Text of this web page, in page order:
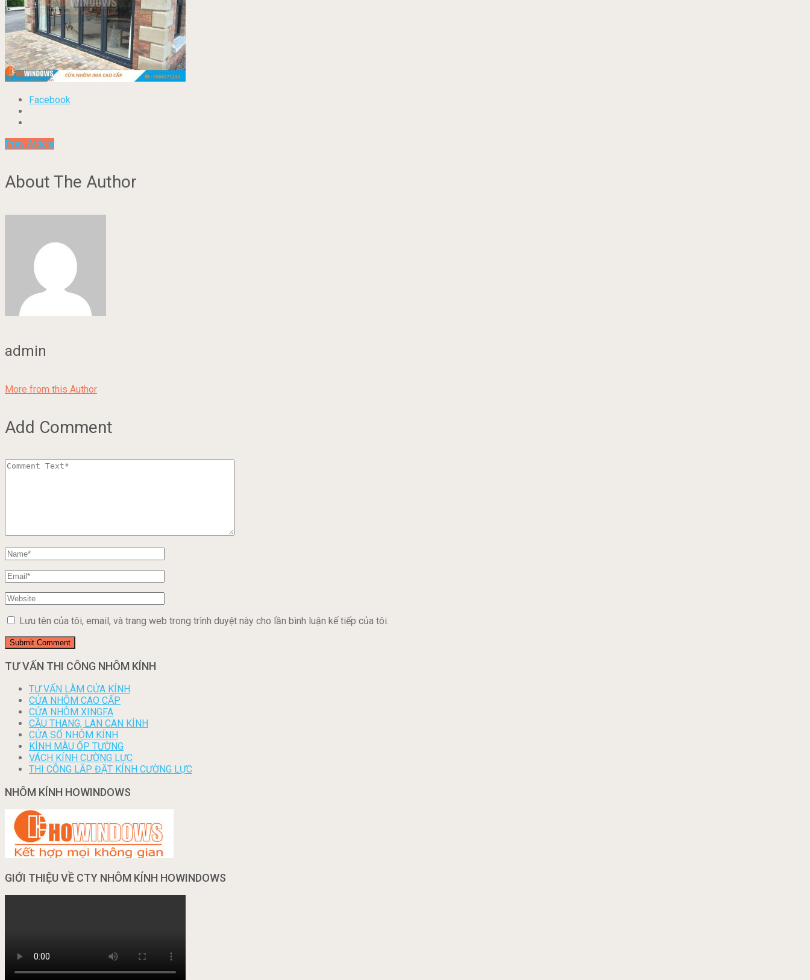
Facebook
Prev Article
About The Author
admin
More from this Author
Add Comment
Lưu tên của tôi, email, và trang web trong trình duyệt này cho lần bình luận kế tiếp của tôi.
TƯ VẤN THI CÔNG NHÔM KÍNH
TƯ VẤN LÀM CỬA KÍNH
CỬA NHÔM CAO CẤP
CỬA NHÔM XINGFA
CẦU THANG, LAN CAN KÍNH
CỬA SỔ NHÔM KÍNH
KÍNH MÀU ỐP TƯỜNG
VÁCH KÍNH CƯỜNG LỰC
THI CÔNG LẮP ĐẶT KÍNH CƯỜNG LỰC
NHÔM KÍNH HOWINDOWS
GIỚI THIỆU VỀ CTY NHÔM KÍNH HOWINDOWS